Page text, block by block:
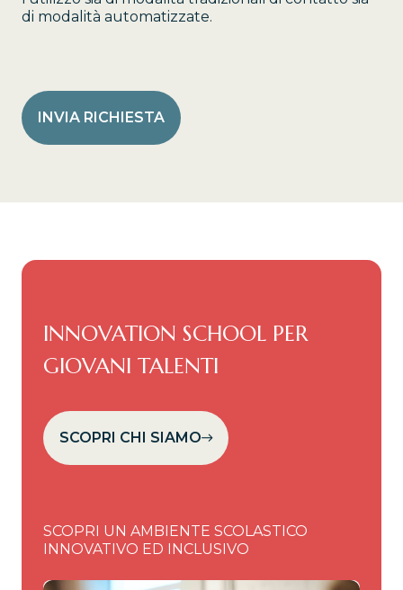
di modalità automatizzate.
INNOVATION SCHOOL PER
GIOVANI TALENTI
SCOPRI CHI SIAMO
SCOPRI UN AMBIENTE SCOLASTICO
INNOVATIVO ED INCLUSIVO